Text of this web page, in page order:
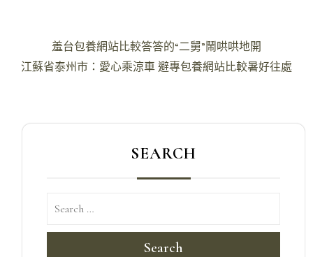
章
羞台包養網站比較答答的“二舅”鬧哄哄地開
江蘇省泰州市：愛心乘涼車 避專包養網站比較暑好往處
SEARCH
Search